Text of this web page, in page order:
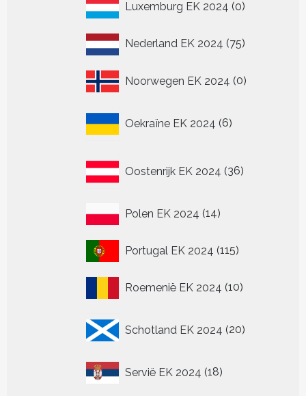
Luxemburg EK 2024 00
Nederland EK 2024 7575
Noorwegen EK 2024 00
Oekraïne EK 2024 6
producten
Oostenrijk EK 2024 36
producten
Polen EK 2024 1414
Portugal EK 2024 115115
Roemenië EK 2024 1010
Schotland EK 2024 20
producten
Servië EK 2024 1818